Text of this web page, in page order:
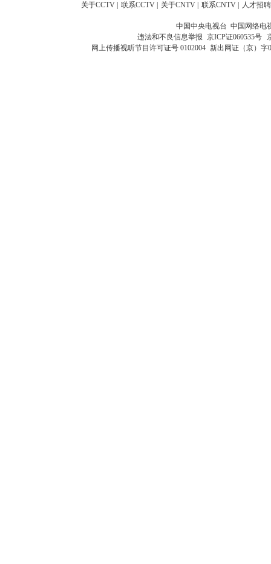
关于CCTV 联系CCTV 关于CNTV 联系CNTV 人才招聘
中国中央电视台 中国网络电
违法和不良信息举报 京ICP证060535号
网上传播视听节目许可证号 0102004 新出网证（京）